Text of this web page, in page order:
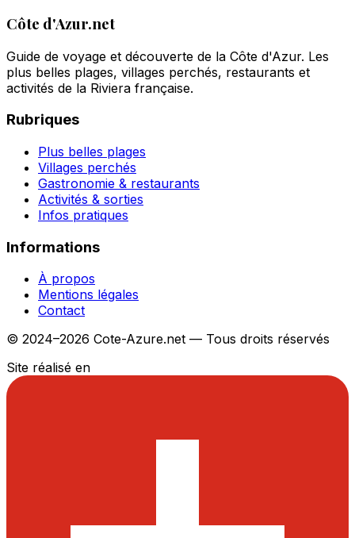
Côte d'Azur.net
Guide de voyage et découverte de la Côte d'Azur. Les
plus belles plages, villages perchés, restaurants et
activités de la Riviera française.
Rubriques
Plus belles plages
Villages perchés
Gastronomie & restaurants
Activités & sorties
Infos pratiques
Informations
À propos
Mentions légales
Contact
© 2024–2026 Cote-Azure.net — Tous droits réservés
Site réalisé en